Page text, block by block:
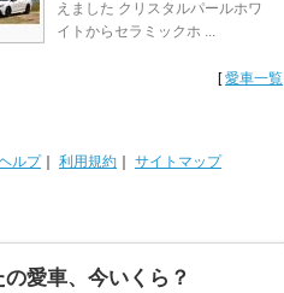
えました クリスタルパールホワ
イトからセラミックホ ...
[愛車一覧
ルプ｜ 利用規約 サイトマップ
の愛車、今いくら？